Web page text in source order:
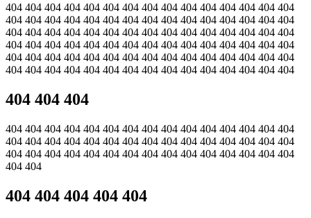
404 404 404 404 404 404 404 404 404 404 404 404 404 404 404
404 404 404 404 404 404 404 404 404 404 404 404 404 404 404
404 404 404 404 404 404 404 404 404 404 404 404 404 404 404
404 404 404 404 404 404 404 404 404 404 404 404 404 404 404
404 404 404 404 404 404 404 404 404 404 404 404 404 404 404
404 404 404 404 404 404 404 404 404 404 404 404 404 404 404
404 404 404
404 404 404 404 404 404 404 404 404 404 404 404 404 404 404
404 404 404 404 404 404 404 404 404 404 404 404 404 404 404
404 404 404 404 404 404 404 404 404 404 404 404 404 404 404
404 404
404 404 404 404 404